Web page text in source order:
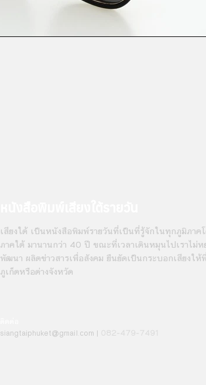
เสียงใต้ เป็นหนังสือพิมพ์รายวันที่เป็นที่รู้จักในทุกภูมิภาค
ภาคใต้ มานานกว่า 40 ปี ขณะที่เวลาเดินหมุนไปเราไม่ห
พัฒนา ผลิตข่าวสารเพื่อสังคม ยืนยัดเป็นกระบอกเสียงให้
ภูเก็ตหรือต่างจังหวัด
siangtaiphuket@gmail.com |